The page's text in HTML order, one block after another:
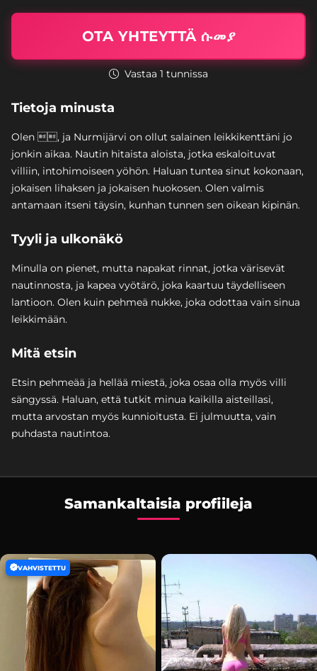
OTA YHTEYTTÄ ሱመያ
Vastaa 1 tunnissa
Tietoja minusta
Olen , ja Nurmijärvi on ollut salainen leikkikenttäni jo
jonkin aikaa. Nautin hitaista aloista, jotka eskaloituvat
villiin, intohimoiseen yöhön. Haluan tuntea sinut kokonaan,
jokaisen lihaksen ja jokaisen huokosen. Olen valmis
antamaan itseni täysin, kunhan tunnen sen oikean kipinän.
Tyyli ja ulkonäkö
Minulla on pienet, mutta napakat rinnat, jotka värisevät
nautinnosta, ja kapea vyötärö, joka kaartuu täydelliseen
lantioon. Olen kuin pehmeä nukke, joka odottaa vain sinua
leikkimään.
Mitä etsin
Etsin pehmeää ja hellää miestä, joka osaa olla myös villi
sängyssä. Haluan, että tutkit minua kaikilla aisteillasi,
mutta arvostan myös kunnioitusta. Ei julmuutta, vain
puhdasta nautintoa.
Samankaltaisia profiileja
VAHVISTETTU